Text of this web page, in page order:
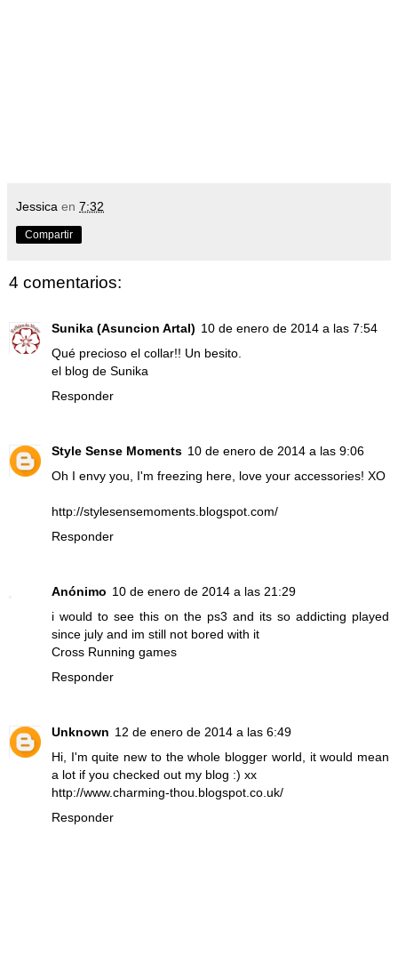
Jessica en 7:32
Compartir
4 comentarios:
Sunika (Asuncion Artal) 10 de enero de 2014 a las 7:54
Qué precioso el collar!! Un besito.
el blog de Sunika
Responder
Style Sense Moments 10 de enero de 2014 a las 9:06
Oh I envy you, I'm freezing here, love your accessories! XO
http://stylesensemoments.blogspot.com/
Responder
Anónimo 10 de enero de 2014 a las 21:29
i would to see this on the ps3 and its so addicting played
since july and im still not bored with it
Cross Running games
Responder
Unknown 12 de enero de 2014 a las 6:49
Hi, I'm quite new to the whole blogger world, it would mean
a lot if you checked out my blog :) xx
http://www.charming-thou.blogspot.co.uk/
Responder